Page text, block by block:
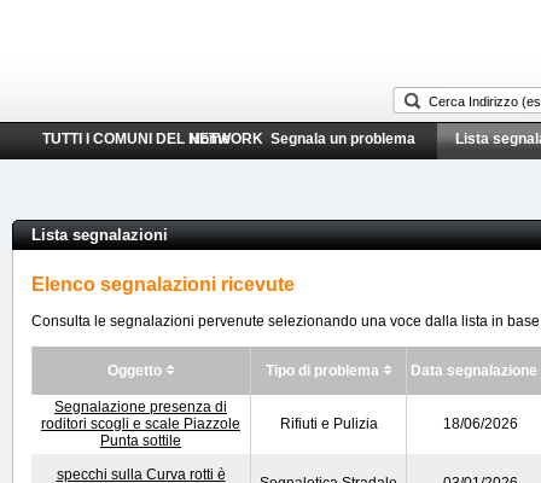
TUTTI I COMUNI DEL NETWORK
Home Segnala un problema Lista
Lista segnalazioni
Elenco segnalazioni ricevute
Consulta le segnalazioni pervenute selezionando una voce dalla lista in
Oggetto Tipo di problema Data segnalazione
Segnalazione presenza di
roditori scogli e scale Piazzole
Punta sottile
Rifiuti e Pulizia 18/06/2026
specchi sulla Curva rotti è